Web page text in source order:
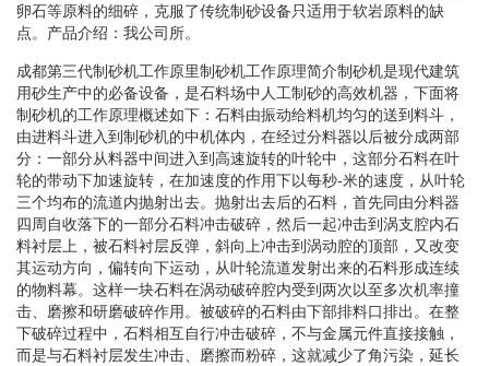
卵石等原料的细碎，克服了传统制砂设备只适用于软岩原料的缺
点。产品介绍：我公司所。
成都第三代制砂机工作原里制砂机工作原理简介制砂机是现代建筑
用砂生产中的必备设备，是石料场中人工制砂的高效机器，下面将
制砂机的工作原理概述如下：石料由振动给料机均匀的送到料斗，
由进料斗进入到制砂机的中机体内，在经过分料器以后被分成两部
分：一部分从料器中间进入到高速旋转的叶轮中，这部分石料在叶
轮的带动下加速旋转，在加速度的作用下以每秒-米的速度，从叶轮
三个均布的流道内抛射出去。抛射出去后的石料，首先同由分料器
四周自收落下的一部分石料冲击破碎，然后一起冲击到涡支腔内石
料衬层上，被石料衬层反弹，斜向上冲击到涡动腔的顶部，又改变
其运动方向，偏转向下运动，从叶轮流道发射出来的石料形成连续
的物料幕。这样一块石料在涡动破碎腔内受到两次以至多次机率撞
击、磨擦和研磨破碎作用。被破碎的石料由下部排料口排出。在整
下破碎过程中，石料相互自行冲击破碎，不与金属元件直接接触，
而是与石料衬层发生冲击、磨擦而粉碎，这就减少了角污染，延长